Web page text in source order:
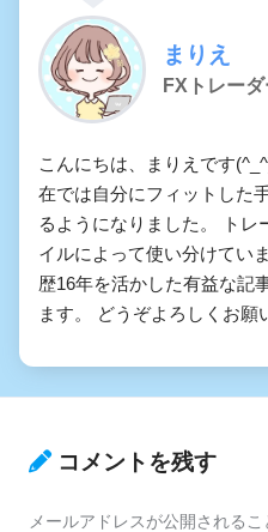
まりえ
FXトレー
こんにちは、まりえです
在では自分にフィットした
るようになりました。 トレ
イルによって使い分けてい
歴16年を活かした有益な記
ます。 どうぞよろしくお願
コメントを残す
メールアドレスが公開されるこ